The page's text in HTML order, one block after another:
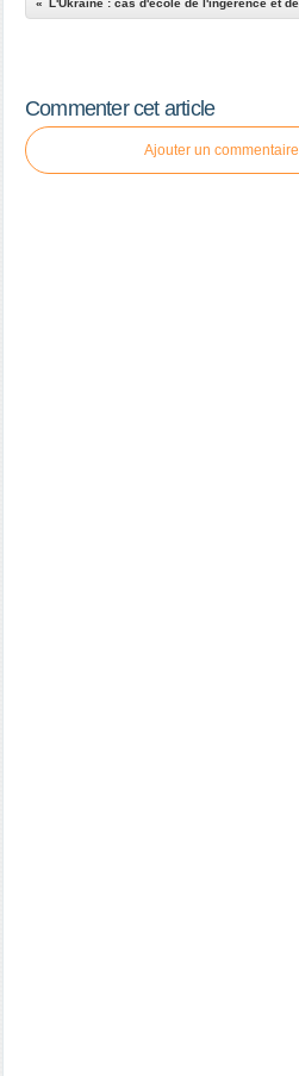
Commenter cet article
Ajouter un commentaire